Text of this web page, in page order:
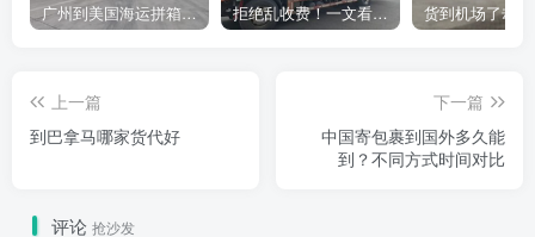
广州到美国海运拼箱多少钱？2024年最新运费构成+隐藏费用避坑指南 拒绝乱收费！一文看懂中国货代计费套路，教你避开所有隐形坑
上一篇
到巴拿马哪家货代好
下一篇
中国寄包裹到国外多久能
到？不同方式时间对比
评论 抢沙发